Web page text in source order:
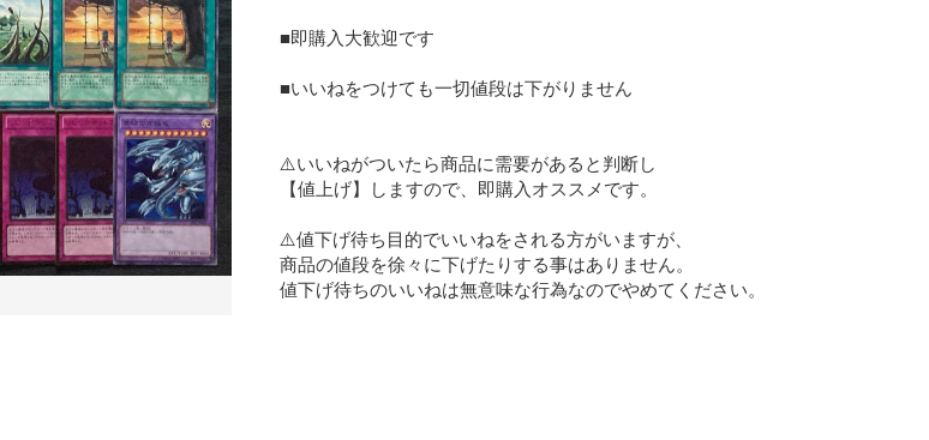
■即購入大歓迎です
■いいねをつけても一切値段は下がりません
⚠️いいねがついたら商品に需要があると判断し
【値上げ】しますので、即購入オススメです。
⚠️値下げ待ち目的でいいねをされる方がいますが、
商品の値段を徐々に下げたりする事はありません。
値下げ待ちのいいねは無意味な行為なのでやめてください。